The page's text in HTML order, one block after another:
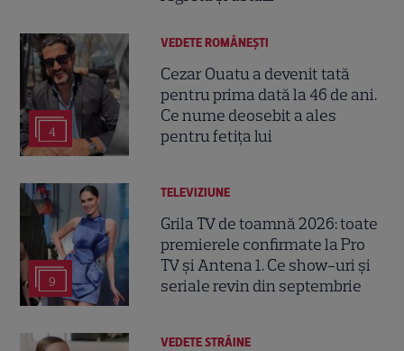
4
VEDETE ROMÂNEŞTI
Cezar Ouatu a devenit tată
pentru prima dată la 46 de ani.
Ce nume deosebit a ales
pentru fetița lui
9
TELEVIZIUNE
Grila TV de toamnă 2026: toate
premierele confirmate la Pro
TV și Antena 1. Ce show-uri și
seriale revin din septembrie
VEDETE STRĂINE